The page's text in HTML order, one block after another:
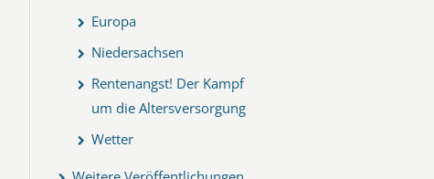
Europa
Niedersachsen
Rentenangst! Der Kampf
um die Altersversorgung
Wetter